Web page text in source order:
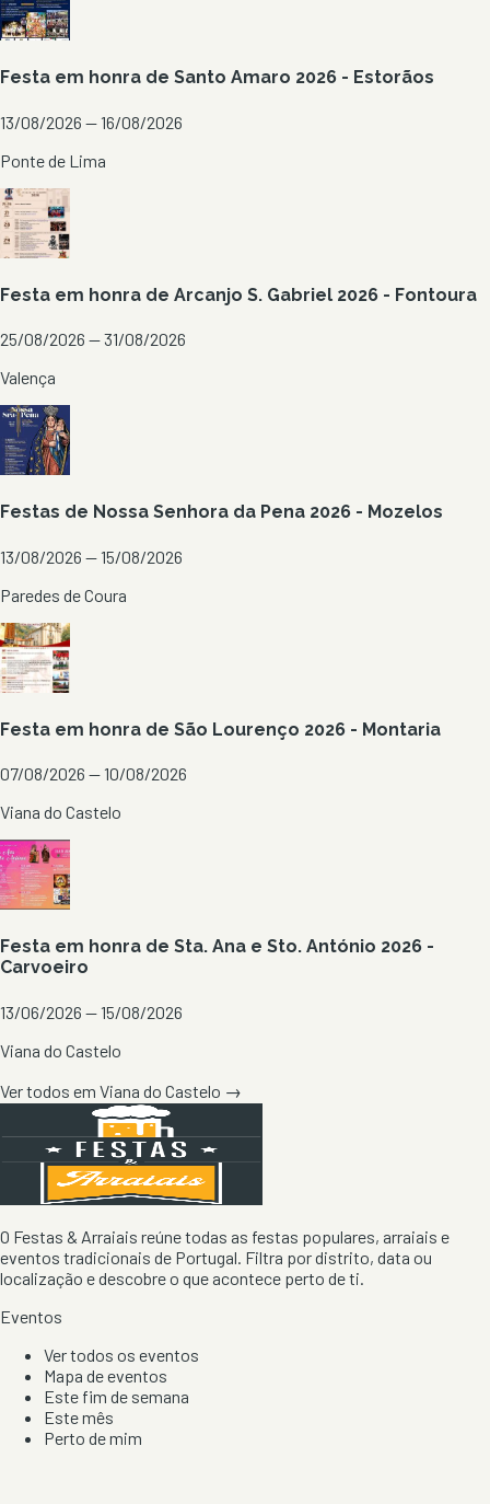
Festa em honra de Santo Amaro 2026 - Estorãos
13/08/2026 — 16/08/2026
Ponte de Lima
Festa em honra de Arcanjo S. Gabriel 2026 - Fontoura
25/08/2026 — 31/08/2026
Valença
Festas de Nossa Senhora da Pena 2026 - Mozelos
13/08/2026 — 15/08/2026
Paredes de Coura
Festa em honra de São Lourenço 2026 - Montaria
07/08/2026 — 10/08/2026
Viana do Castelo
Festa em honra de Sta. Ana e Sto. António 2026 -
Carvoeiro
13/06/2026 — 15/08/2026
Viana do Castelo
Ver todos em Viana do Castelo →
O Festas & Arraiais reúne todas as festas populares, arraiais e
eventos tradicionais de Portugal. Filtra por distrito, data ou
localização e descobre o que acontece perto de ti.
Eventos
Ver todos os eventos
Mapa de eventos
Este fim de semana
Este mês
Perto de mim